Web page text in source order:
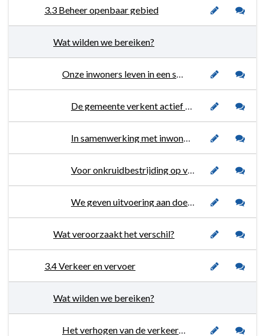
3.3 Beheer openbaar gebied
Wat wilden we bereiken?
Onze inwoners leven in een schone, veilige en groene omgeving.
De gemeente verkent actief de mogelijkheden om het Sint Lucasplein in Hoogerheide groen en klimaatrobuust in te richten.
In samenwerking met inwoners en gebiedspartners wordt de openbare ruimte groener en klimaat-adaptiever ingericht door onder andere proactief overleg en het beschikbaar stellen van budget voor (groen)initiatieven.
Voor onkruidbestrijding op verhardingen is voor 2022 en 2023 budget beschikbaar gesteld.
We geven uitvoering aan doelstellingen en acties zoals bepaald in onder andere de ‘Groene Agenda 2021-2025’, het Gemeentelijk rioleringsplan, de afvalstoffenverordening en ‘Beleids- en beheerplan Speelvoorzieningen 2021-2024'.
Wat veroorzaakt het verschil?
3.4 Verkeer en vervoer
Wat wilden we bereiken?
Het verhogen van de verkeersveiligheid en bereikbaarheid. We streven naar een duurzame vorm van mobiliteit en geven daarbij invulling aan gedeelde- en alternatieve vormen van mobiliteit.